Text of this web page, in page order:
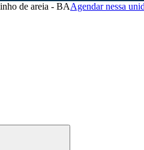
de areia - BAAgendar nessa